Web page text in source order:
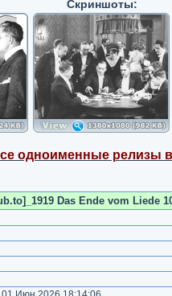
Скриншоты:
одноименные релизы
Das Ende vom Liede